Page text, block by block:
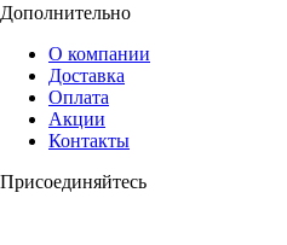
Дополнительно
О компании
Доставка
Оплата
Акции
Контакты
Присоединяйтесь